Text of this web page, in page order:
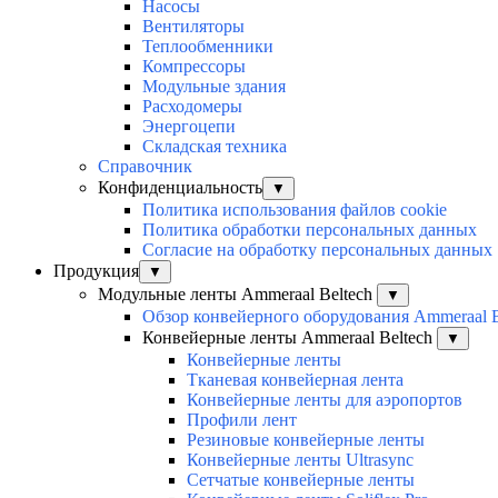
Насосы
Вентиляторы
Теплообменники
Компрессоры
Модульные здания
Расходомеры
Энергоцепи
Складская техника
Справочник
Конфиденциальность
▼
Политика использования файлов cookie
Политика обработки персональных данных
Согласие на обработку персональных данных
Продукция
▼
Модульные ленты Ammeraal Beltech ▼
Обзор конвейерного оборудования Ammeraal
Конвейерные ленты Ammeraal Beltech
▼
Конвейерные ленты
Тканевая конвейерная лента
Конвейерные ленты для аэропортов
Профили лент
Резиновые конвейерные ленты
Конвейерные ленты Ultrasync
Сетчатые конвейерные ленты